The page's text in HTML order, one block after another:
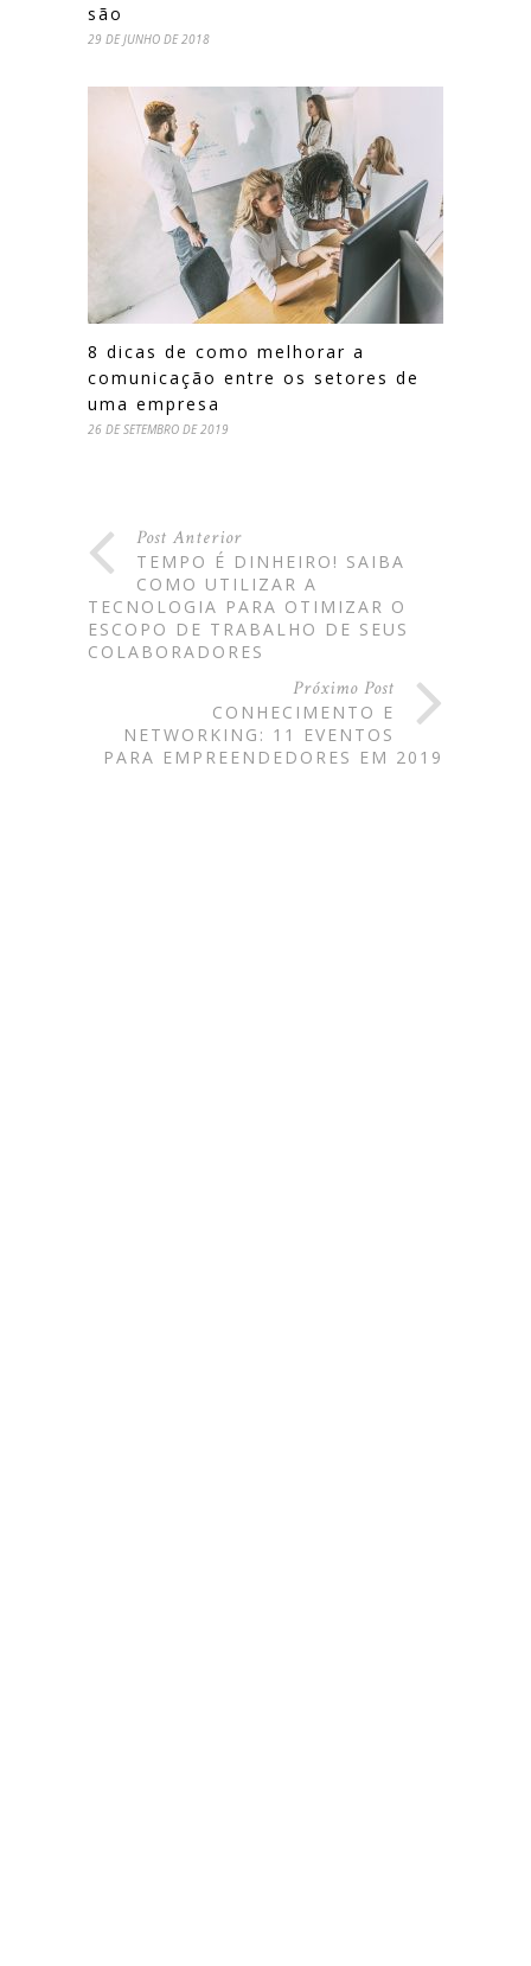
são
29 DE JUNHO DE 2018
8 dicas de como melhorar a
comunicação entre os setores de
uma empresa
26 DE SETEMBRO DE 2019
Post Anterior
TEMPO É DINHEIRO! SAIBA
COMO UTILIZAR A
TECNOLOGIA PARA OTIMIZAR O
ESCOPO DE TRABALHO DE SEUS
COLABORADORES
Próximo Post
CONHECIMENTO E
NETWORKING: 11 EVENTOS
PARA EMPREENDEDORES EM 2019